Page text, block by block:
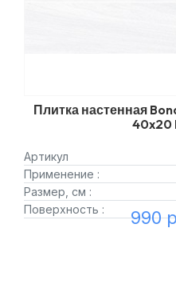
Плитка настенная
40x20
Артикул
Применение :
Размер, см :
Поверхность :
990